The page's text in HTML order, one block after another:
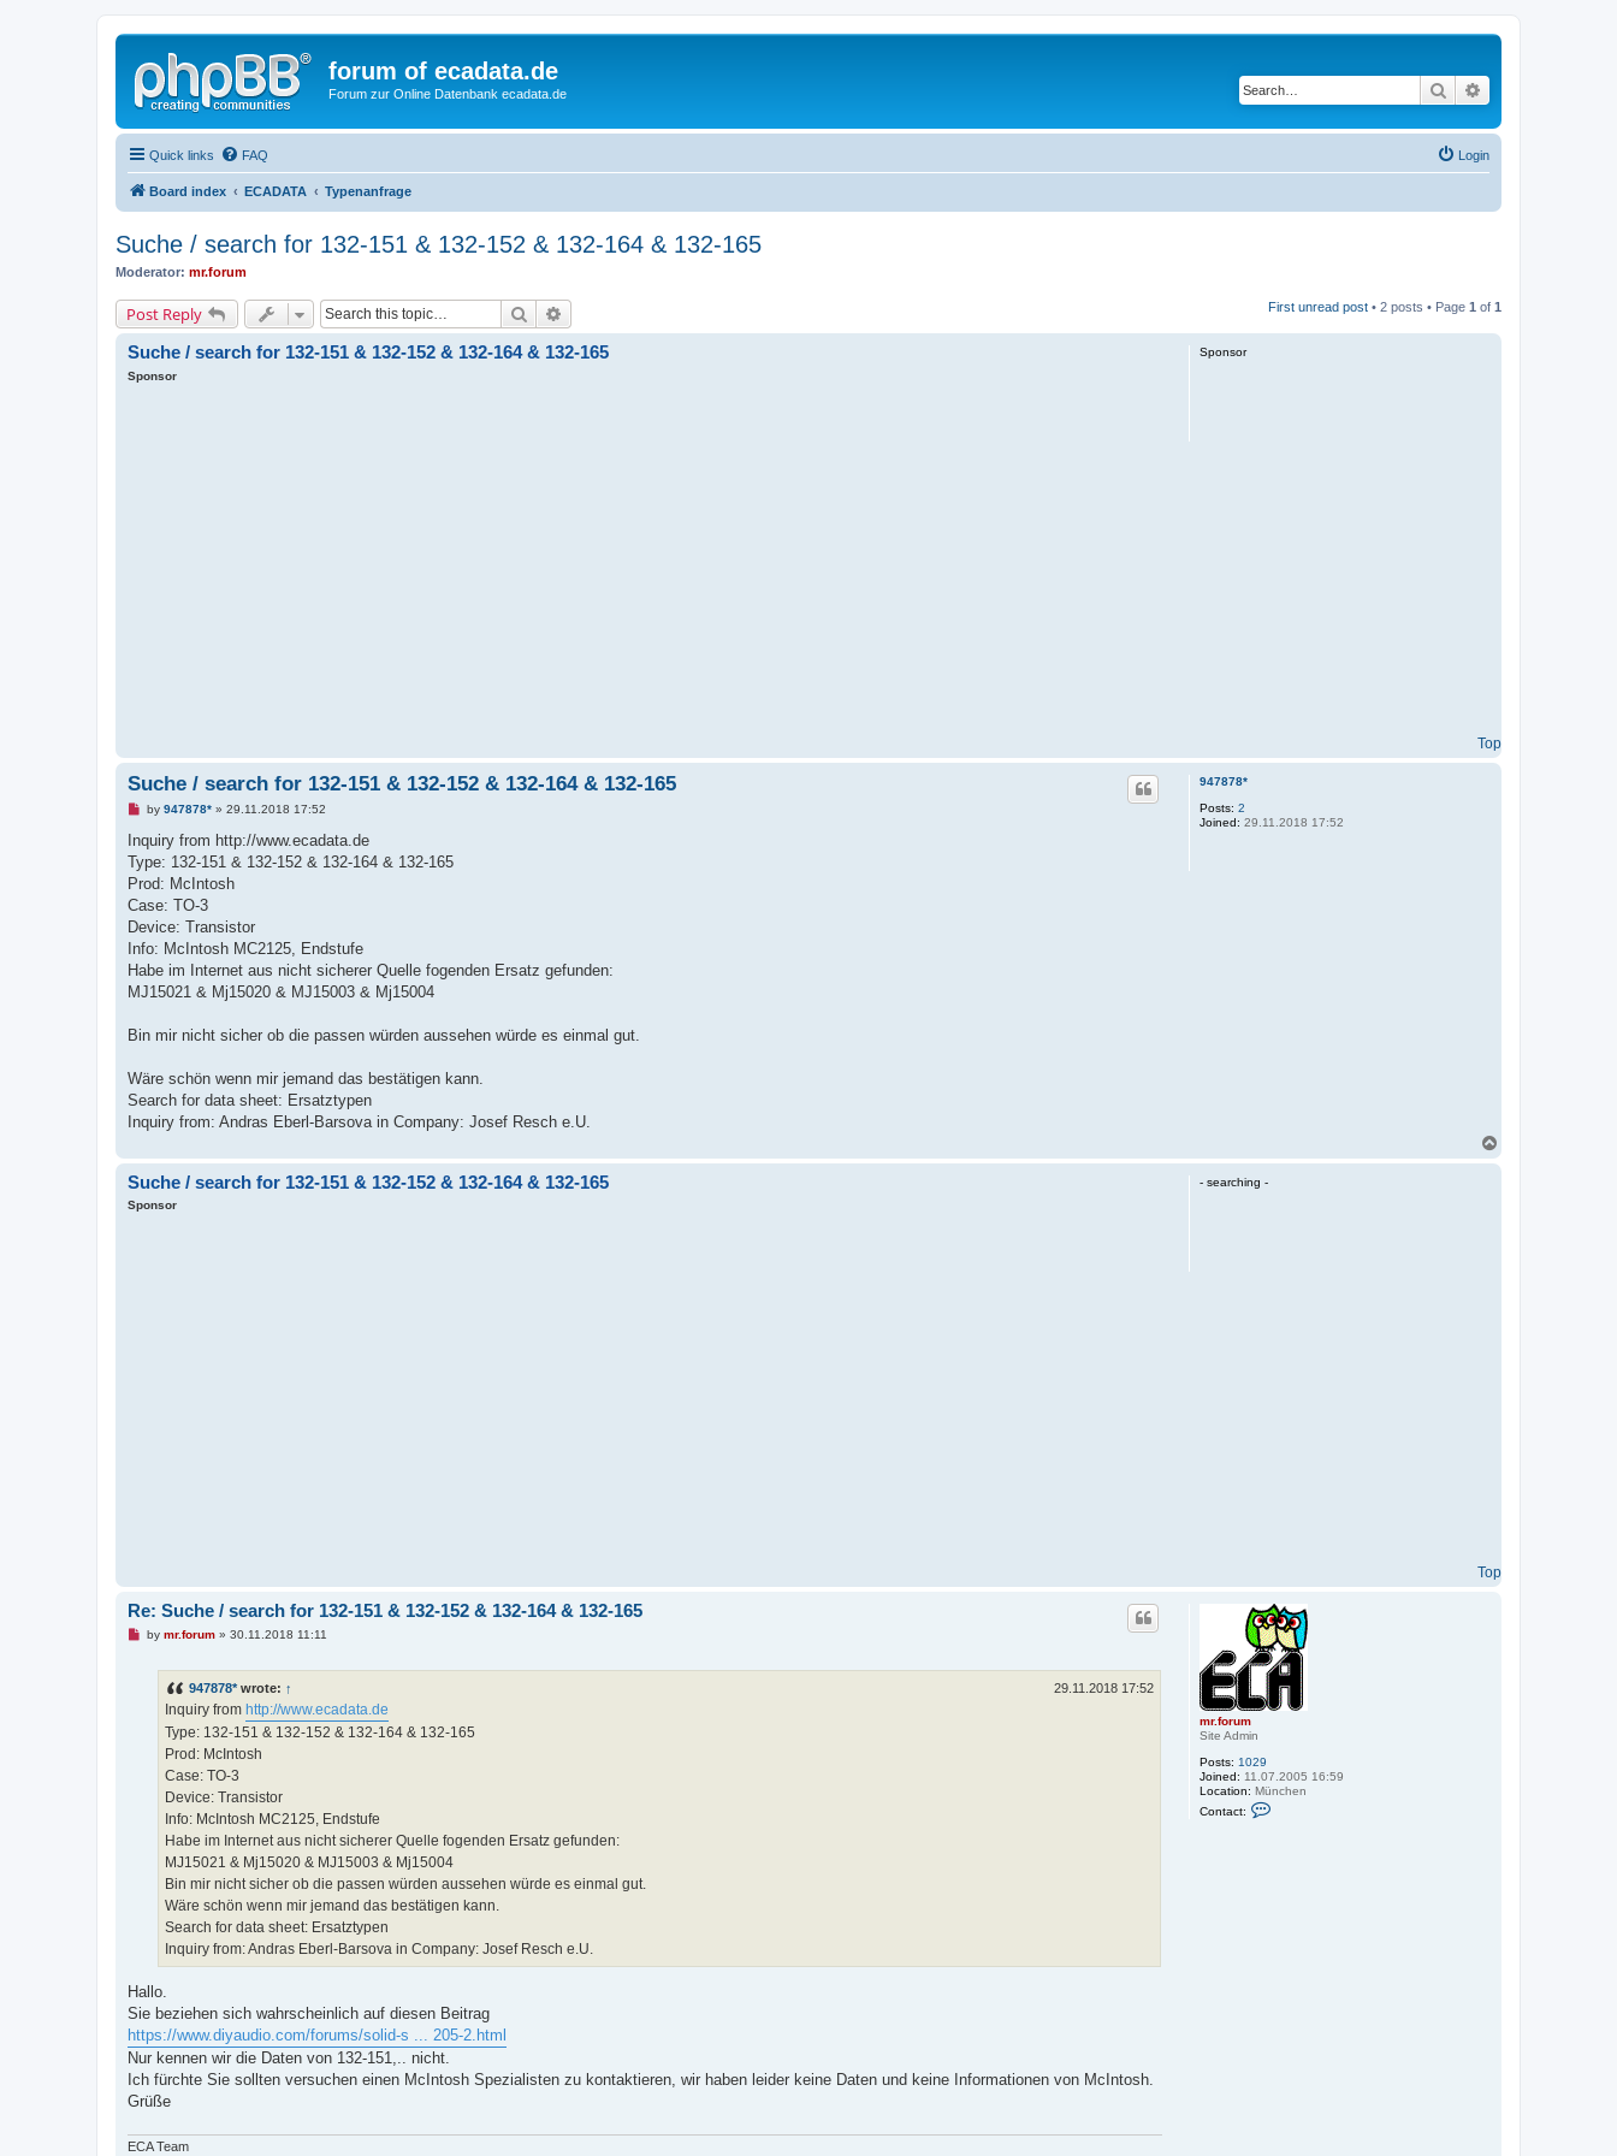
forum of ecadata.de
Forum zur Online Datenbank ecadata.de Search
Quick links FAQ Login
Board index ECADATA Typenanfrage
Suche / search for 132-151 & 132-152 & 132-164 & 132-165
Moderator: mr.forum
Post Reply Search First unread post • 2 posts • Page 1 of 1
Suche / search for 132-151 & 132-152 & 132-164 & 132-165
Sponsor
Sponsor
Top
947878*
Posts: 2
Joined: 29.11.2018 17:52
Suche / search for 132-151 & 132-152 & 132-164 & 132-165
U
r
e
a
d
o
s
by 947878*» 29.11.2018 17:52
Inquiry from http://www.ecadata.de
Type: 132-151 & 132-152 & 132-164 & 132-165
Prod: McIntosh
Case: TO-3
Device: Transistor
Info: McIntosh MC2125, Endstufe
Habe im Internet aus nicht sicherer Quelle fogenden Ersatz gefunden:
MJ15021 & Mj15020 & MJ15003 & Mj15004
Bin mir nicht sicher ob die passen würden aussehen würde es einmal gut.
Wäre schön wenn mir jemand das bestätigen kann.
Search for data sheet: Ersatztypen
Inquiry from: Andras Eberl-Barsova in Company: Josef Resch e.U.
Suche / search for 132-151 & 132-152 & 132-164 & 132-165
Sponsor
- searching -
Top
mr.forum
Site Admin
Posts: 1029
Joined: 11.07.2005 16:59
Location: München
Contact:
Re: Suche / search for 132-151 & 132-152 & 132-164 & 132-165
Uby mr.forum» 30.11.2018 11:11
947878*wrote: ↑ 29.11.2018 17:52
Inquiry from http://www.ecadata.de
Type: 132-151 & 132-152 & 132-164 & 132-165
Prod: McIntosh
Case: TO-3
Device: Transistor
Info: McIntosh MC2125, Endstufe
Habe im Internet aus nicht sicherer Quelle fogenden Ersatz gefunden:
MJ15021 & Mj15020 & MJ15003 & Mj15004
Bin mir nicht sicher ob die passen würden aussehen würde es einmal gut.
Wäre schön wenn mir jemand das bestätigen kann.
Search for data sheet: Ersatztypen
Inquiry from: Andras Eberl-Barsova in Company: Josef Resch e.U.
Hallo.
Sie beziehen sich wahrscheinlich auf diesen Beitrag
https://www.diyaudio.com/forums/solid-s ... 205-2.html
Nur kennen wir die Daten von 132-151,.. nicht.
Ich fürchte Sie sollten versuchen einen McIntosh Spezialisten zu kontaktieren, wir haben leider keine Daten und keine Informationen von McIntosh.
Grüße
ECA Team